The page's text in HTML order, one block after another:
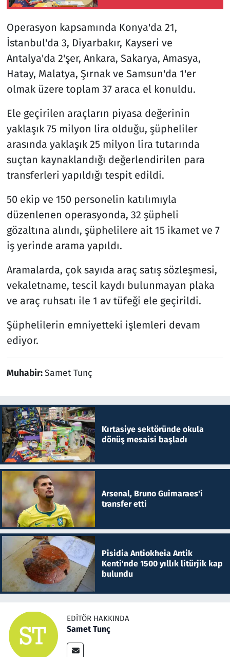
Operasyon kapsamında Konya'da 21,
İstanbul'da 3, Diyarbakır, Kayseri ve
Antalya'da 2'şer, Ankara, Sakarya, Amasya,
Hatay, Malatya, Şırnak ve Samsun'da 1'er
olmak üzere toplam 37 araca el konuldu.
Ele geçirilen araçların piyasa değerinin
yaklaşık 75 milyon lira olduğu, şüpheliler
arasında yaklaşık 25 milyon lira tutarında
suçtan kaynaklandığı değerlendirilen para
transferleri yapıldığı tespit edildi.
50 ekip ve 150 personelin katılımıyla
düzenlenen operasyonda, 32 şüpheli
gözaltına alındı, şüphelilere ait 15 ikamet ve 7
iş yerinde arama yapıldı.
Aramalarda, çok sayıda araç satış sözleşmesi,
vekaletname, tescil kaydı bulunmayan plaka
ve araç ruhsatı ile 1 av tüfeği ele geçirildi.
Şüphelilerin emniyetteki işlemleri devam
ediyor.
Muhabir:Samet Tunç
Kırtasiye sektöründe okula
dönüş mesaisi başladı
Arsenal, Bruno Guimaraes'i
transfer etti
Pisidia Antiokheia Antik
Kenti'nde 1500 yıllık litürjik kap
bulundu
EDITÖR HAKKINDA
Samet Tunç